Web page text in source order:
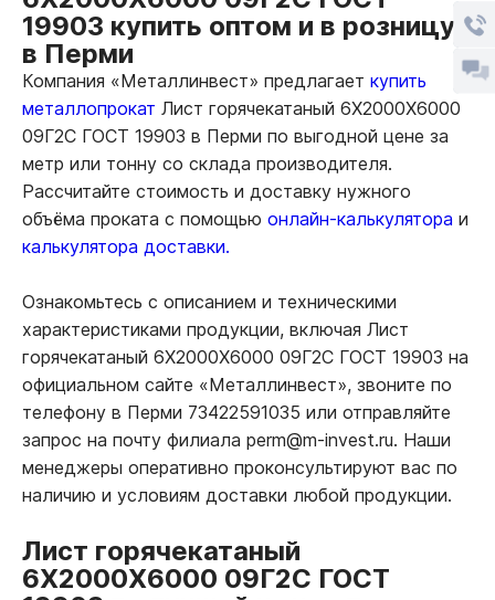
19903 купить оптом и в розницу
в Перми
Компания «Металлинвест» предлагает купить
металлопрокат Лист горячекатаный 6Х2000Х6000
09Г2С ГОСТ 19903 в Перми по выгодной цене за
метр или тонну со склада производителя.
Рассчитайте стоимость и доставку нужного
объёма проката с помощью онлайн-калькулятора и
калькулятора доставки.
Ознакомьтесь с описанием и техническими
характеристиками продукции, включая Лист
горячекатаный 6Х2000Х6000 09Г2С ГОСТ 19903 на
официальном сайте «Металлинвест», звоните по
телефону в Перми 73422591035 или отправляйте
запрос на почту филиала perm@m-invest.ru. Наши
менеджеры оперативно проконсультируют вас по
наличию и условиям доставки любой продукции.
Лист горячекатаный
6Х2000Х6000 09Г2С ГОСТ